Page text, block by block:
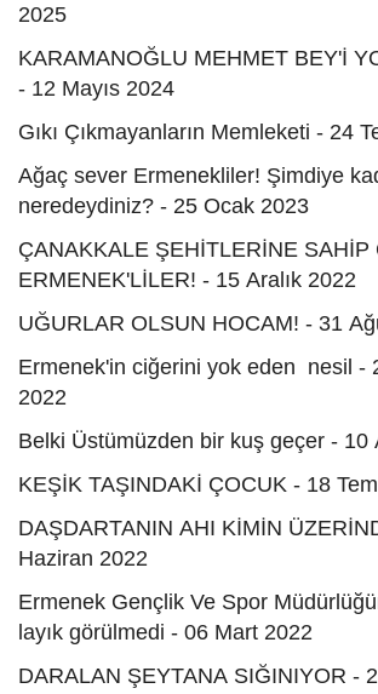
2025
KARAMANOĞLU MEHMET BEY'İ
- 12 Mayıs 2024
Gıkı Çıkmayanların Memleketi - 24
Ağaç sever Ermenekliler! Şimdiye
neredeydiniz? - 25 Ocak 2023
ÇANAKKALE ŞEHİTLERİNE SAHİP
ERMENEK'LİLER! - 15 Aralık 2022
UĞURLAR OLSUN HOCAM! - 31
Ermenek'in ciğerini yok eden nesil -
2022
Belki Üstümüzden bir kuş geçer - 10
KEŞİK TAŞINDAKİ ÇOCUK - 18
DAŞDARTANIN AHI KİMİN
Haziran 2022
Ermenek Gençlik Ve Spor
layık görülmedi - 06 Mart 2022
DARALAN ŞEYTANA SIĞINIYOR -